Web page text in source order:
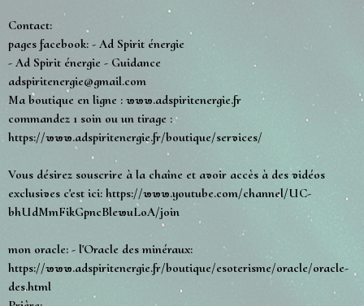
Contact:
pages facebook: - Ad Spirit énergie
- Ad Spirit énergie - Guidance
adspiritenergie@gmail.com
Ma boutique en ligne : www.adspiritenergie.fr
commandez 1 soin ou un tirage :
https://www.adspiritenergie.fr/boutique/services/
Vous désirez souscrire à la chaîne et avoir accès à des vidéos
exclusives c'est ici: https://www.youtube.com/channel/UC-
bhUdMmFikGpncBlewuLoA/join
mon oracle: - l'Oracle des minéraux:
https://www.adspiritenergie.fr/boutique/esoterisme/oracle/oracle-
des.html